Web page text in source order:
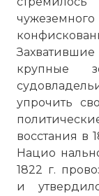
крупные
упрочить
восстания в
Нацио
1822 г.
и